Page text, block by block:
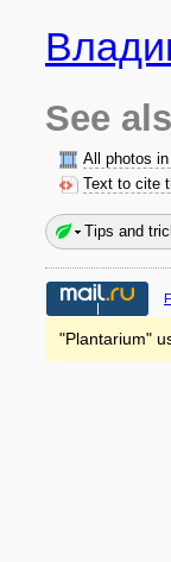
See
All photos
Text to cite
Tips and
"Plantarium"